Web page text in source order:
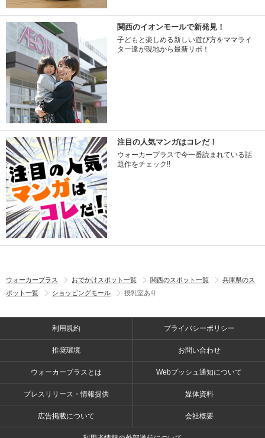
関西のイオンモールで新発見！
子どもと楽しめる新しい遊び方をママライ
ター達が現地から最新リポ！
注目の人気マンガはコレだ！
ウォーカープラスで今一番読まれている話
題作をチェック!!
ウォーカープラス おでかけスポット一覧 関西のスポット一覧
兵庫県のス
ポット一覧
ショッピングモール 授乳室あり
利用規約 プライバシーポリシー
推奨環境 お問い合わせ
ウォーカープラスとは Webプッシュ通知について
プレスリリース・情報提供 媒体資料
広告掲載について 会社概要